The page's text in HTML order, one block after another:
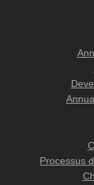
Processus